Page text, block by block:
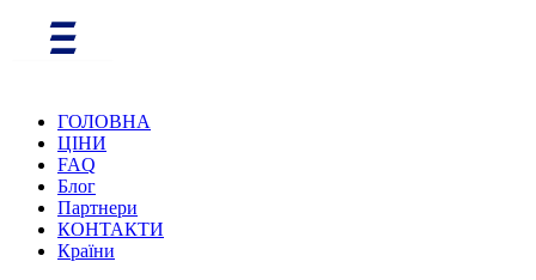
ГОЛОВНА
ЦІНИ
FAQ
Блог
Партнери
КОНТАКТИ
Країни